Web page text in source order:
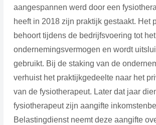
aangespannen werd door een
heeft in 2018 zijn praktijk gestaakt. Het
behoort tijdens de bedrijfsvoering tot het
ondernemingsvermogen en wordt
gebruikt. Bij de staking van de
verhuist het praktijkgedeelte naar het
van de fysiotherapeut. Later dat jaar
fysiotherapeut zijn aangifte
Belastingdienst neemt deze aangifte